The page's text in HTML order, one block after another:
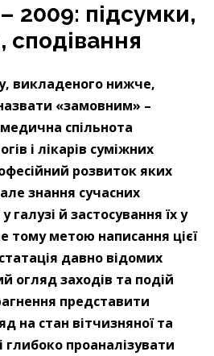
2009: підсумки,
сподівання
викладеного нижче,
«замовним» –
спільнота
і лікарів суміжних
розвиток яких
знання сучасних
галузі й застосування їх у
тому метою написання цієї
давно відомих
огляд заходів та подій
представити
на стан вітчизняної та
глибоко проаналізувати